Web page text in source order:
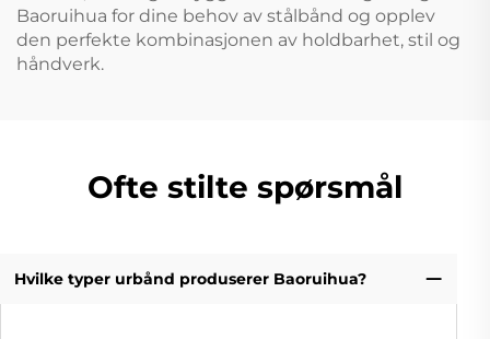
Baoruihua for dine behov av stålbånd og opplev
den perfekte kombinasjonen av holdbarhet, stil og
håndverk.
Ofte stilte spørsmål
Hvilke typer urbånd produserer Baoruihua?